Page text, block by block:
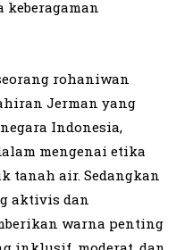
rohaniwan
Jerman yang
Indonesia,
mengenai etika
tanah air. Sedangkan
aktivis dan
warna penting